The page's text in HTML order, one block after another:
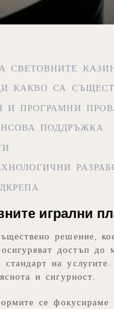
СВЕТОВНИТЕ
КАКВО СА
И ПРОГРАМНИ
ПОДДРЪЖКА
игрални
решение,
достъп до
на
и сигурност.
се